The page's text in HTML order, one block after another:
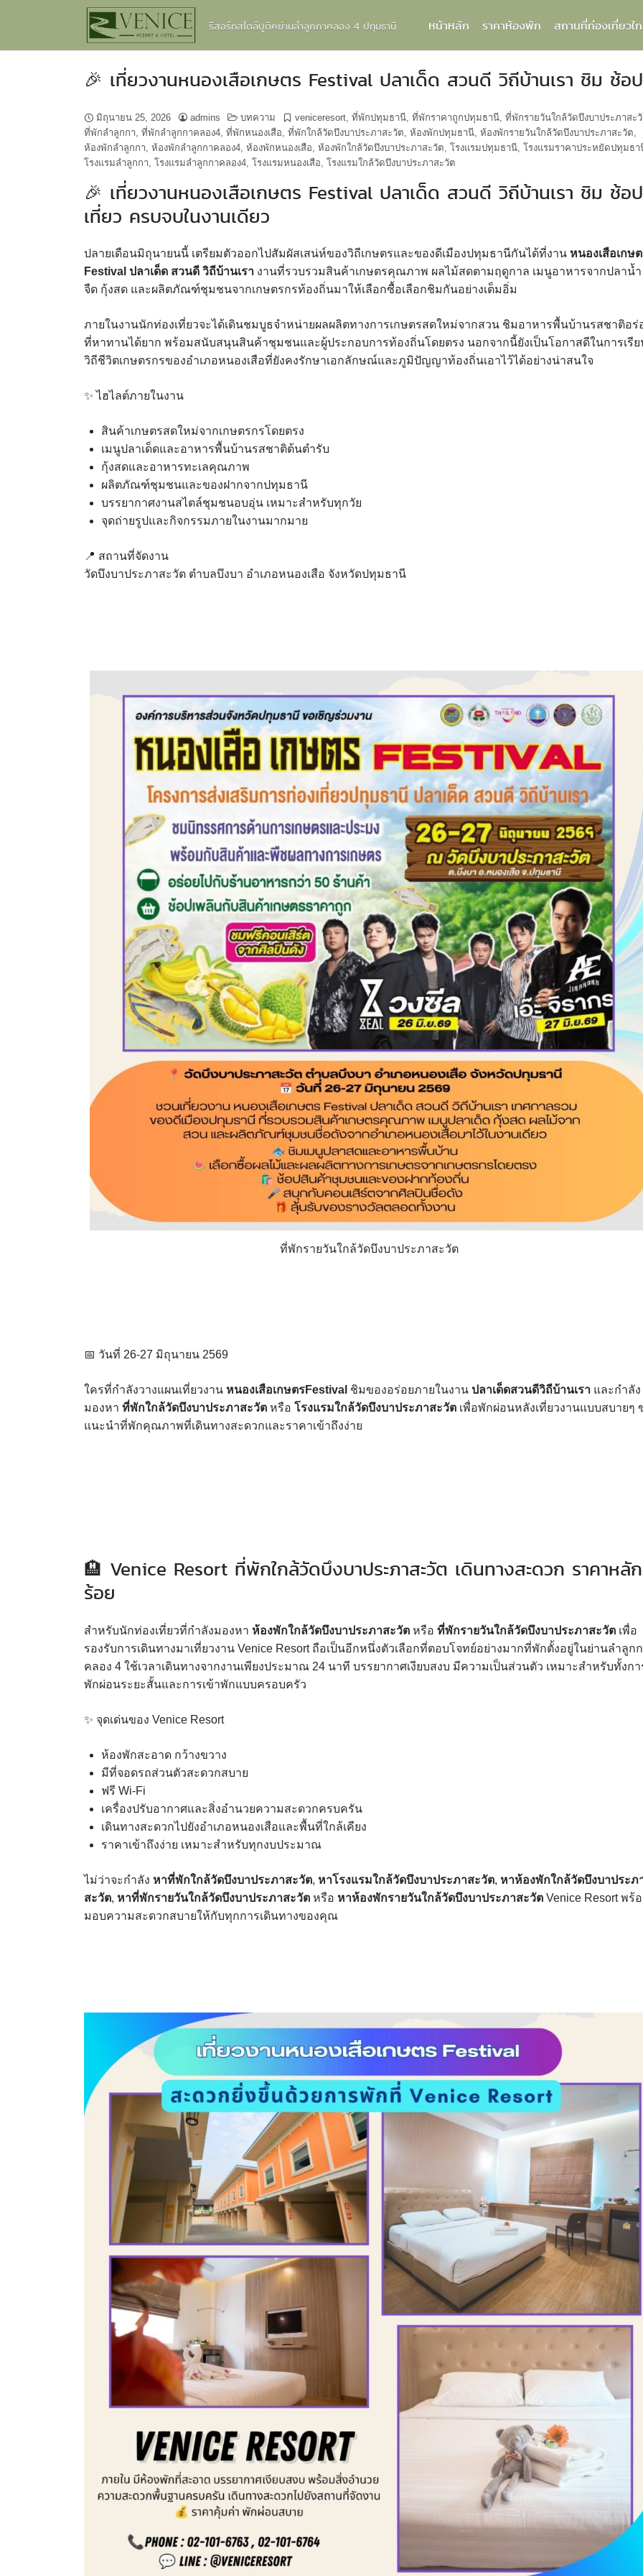
รีสอร์ทสไตล์บูติคย่านลำลูกกาคลอง 4 ปทุมธานี หน้าหลัก ราคาห้องพัก สถานที่ท่องเที่ยวใ
🎉 เที่ยวงานหนองเสือเกษตร Festival ปลาเด็ด สวนดี วิถีบ้านเรา ชิม ช้อ
มิถุนายน 25, 2026 admins บทความ veniceresort, ที่พักปทุมธานี, ที่พักราคาถูกปทุมธานี, ที่พักรายวันใกล้วัดบึงบาประภาสะ
ที่พักลำลูกกา, ที่พักลำลูกกาคลอง4, ที่พักหนองเสือ, ที่พักใกล้วัดบึงบาประภาสะวัต, ห้องพักปทุมธานี, ห้องพักรายวันใกล้วัดบึงบาประภาสะวัต,
ห้องพักลำลูกกา, ห้องพักลำลูกกาคลอง4, ห้องพักหนองเสือ, ห้องพักใกล้วัดบึงบาประภาสะวัต, โรงแรมปทุมธานี, โรงแรมราคาประหยัดปทุมธา
โรงแรมลำลูกกา, โรงแรมลำลูกกาคลอง4, โรงแรมหนองเสือ, โรงแรมใกล้วัดบึงบาประภาสะวัต
🎉 เที่ยวงานหนองเสือเกษตร Festival ปลาเด็ด สวนดี วิถีบ้านเรา ชิม ช้อป
เที่ยว ครบจบในงานเดียว
ปลายเดือนมิถุนายนนี้ เตรียมตัวออกไปสัมผัสเสน่ห์ของวิถีเกษตรและของดีเมืองปทุมธานีกันได้ที่งาน หนองเสือเกษ
Festival ปลาเด็ด สวนดี วิถีบ้านเรา งานที่รวบรวมสินค้าเกษตรคุณภาพ ผลไม้สดตามฤดูกาล เมนูอาหารจากปลาน้ำ
จืด กุ้งสด และผลิตภัณฑ์ชุมชนจากเกษตรกรท้องถิ่นมาให้เลือกซื้อเลือกชิมกันอย่างเต็มอิ่ม
ภายในงานนักท่องเที่ยวจะได้เดินชมบูธจำหน่ายผลผลิตทางการเกษตรสดใหม่จากสวน ชิมอาหารพื้นบ้านรสชาติอร่
ที่หาทานได้ยาก พร้อมสนับสนุนสินค้าชุมชนและผู้ประกอบการท้องถิ่นโดยตรง นอกจากนี้ยังเป็นโอกาสดีในการเรีย
วิถีชีวิตเกษตรกรของอำเภอหนองเสือที่ยังคงรักษาเอกลักษณ์และภูมิปัญญาท้องถิ่นเอาไว้ได้อย่างน่าสนใจ
✨ ไฮไลต์ภายในงาน
สินค้าเกษตรสดใหม่จากเกษตรกรโดยตรง
เมนูปลาเด็ดและอาหารพื้นบ้านรสชาติต้นตำรับ
กุ้งสดและอาหารทะเลคุณภาพ
ผลิตภัณฑ์ชุมชนและของฝากจากปทุมธานี
บรรยากาศงานสไตล์ชุมชนอบอุ่น เหมาะสำหรับทุกวัย
จุดถ่ายรูปและกิจกรรมภายในงานมากมาย
📍 สถานที่จัดงาน
วัดบึงบาประภาสะวัต ตำบลบึงบา อำเภอหนองเสือ จังหวัดปทุมธานี
ที่พักรายวันใกล้วัดบึงบาประภาสะวัต
📅 วันที่ 26-27 มิถุนายน 2569
ใครที่กำลังวางแผนเที่ยวงาน หนองเสือเกษตรFestival ชิมของอร่อยภายในงาน ปลาเด็ดสวนดีวิถีบ้านเรา และกำลัง
มองหา ที่พักใกล้วัดบึงบาประภาสะวัต หรือ โรงแรมใกล้วัดบึงบาประภาสะวัต เพื่อพักผ่อนหลังเที่ยวงานแบบสบายๆ
แนะนำที่พักคุณภาพที่เดินทางสะดวกและราคาเข้าถึงง่าย
🏨 Venice Resort ที่พักใกล้วัดบึงบาประภาสะวัต เดินทางสะดวก ราคาหลัก
ร้อย
สำหรับนักท่องเที่ยวที่กำลังมองหา ห้องพักใกล้วัดบึงบาประภาสะวัต หรือ ที่พักรายวันใกล้วัดบึงบาประภาสะวัต เพื่อ
รองรับการเดินทางมาเที่ยวงาน Venice Resort ถือเป็นอีกหนึ่งตัวเลือกที่ตอบโจทย์อย่างมากที่พักตั้งอยู่ในย่านลำลูก
คลอง 4 ใช้เวลาเดินทางจากงานเพียงประมาณ 24 นาที บรรยากาศเงียบสงบ มีความเป็นส่วนตัว เหมาะสำหรับทั้งกา
พักผ่อนระยะสั้นและการเข้าพักแบบครอบครัว
✨ จุดเด่นของ Venice Resort
ห้องพักสะอาด กว้างขวาง
มีที่จอดรถส่วนตัวสะดวกสบาย
ฟรี Wi-Fi
เครื่องปรับอากาศและสิ่งอำนวยความสะดวกครบครัน
เดินทางสะดวกไปยังอำเภอหนองเสือและพื้นที่ใกล้เคียง
ราคาเข้าถึงง่าย เหมาะสำหรับทุกงบประมาณ
ไม่ว่าจะกำลัง หาที่พักใกล้วัดบึงบาประภาสะวัต, หาโรงแรมใกล้วัดบึงบาประภาสะวัต, หาห้องพักใกล้วัดบึงบาประภ
สะวัต, หาที่พักรายวันใกล้วัดบึงบาประภาสะวัต หรือ หาห้องพักรายวันใกล้วัดบึงบาประภาสะวัต Venice Resort พร้
มอบความสะดวกสบายให้กับทุกการเดินทางของคุณ